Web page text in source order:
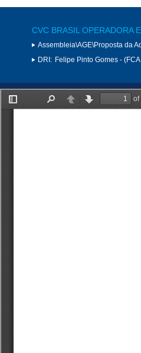
CVC BRASIL OPERADORA
Assembleia\AGE\Proposta da
DRI: Felipe Pinto Gomes -